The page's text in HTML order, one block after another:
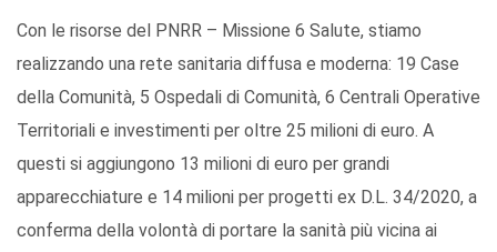
Con le risorse del PNRR – Missione 6 Salute, stiamo
realizzando una rete sanitaria diffusa e moderna: 19 Case
della Comunità, 5 Ospedali di Comunità, 6 Centrali Operative
Territoriali e investimenti per oltre 25 milioni di euro. A
questi si aggiungono 13 milioni di euro per grandi
apparecchiature e 14 milioni per progetti ex D.L. 34/2020, a
conferma della volontà di portare la sanità più vicina ai